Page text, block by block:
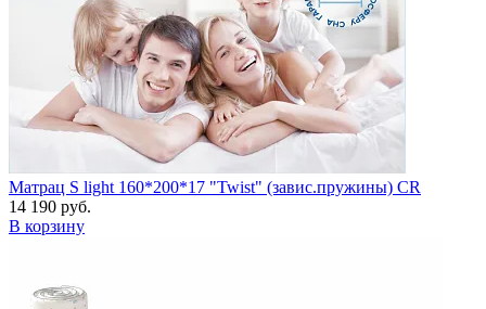
Матрац S light 160*200*17 "Twist" (завис.пружины) CR
14 190 руб.
В корзину